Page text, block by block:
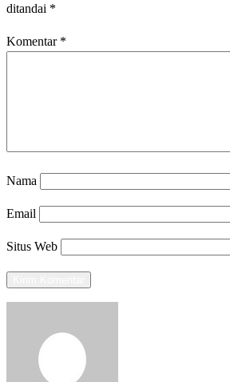
ditandai *
Komentar *
Nama
Email
Situs Web